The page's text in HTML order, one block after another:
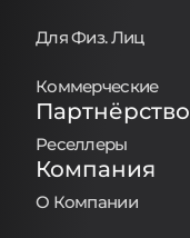
Для Физ. Лиц
Коммерческие
Партнёрство
Реселлеры
Компания
О Компании